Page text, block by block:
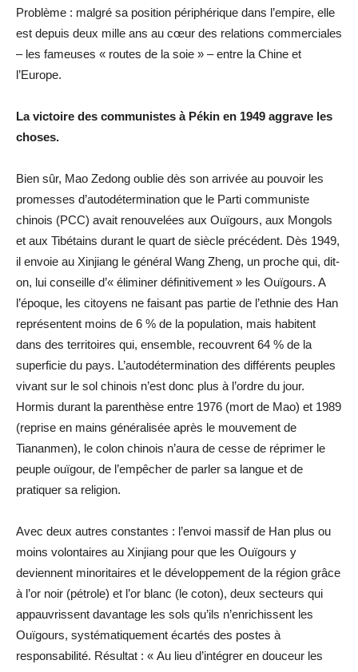
Problème : malgré sa position périphérique dans l’empire, elle
est depuis deux mille ans au cœur des relations commerciales
– les fameuses « routes de la soie » – entre la Chine et
l’Europe.
La victoire des communistes à Pékin en 1949 aggrave les
choses.
Bien sûr, Mao Zedong oublie dès son arrivée au pouvoir les
promesses d’autodétermination que le Parti communiste
chinois (PCC) avait renouvelées aux Ouïgours, aux Mongols
et aux Tibétains durant le quart de siècle précédent. Dès 1949,
il envoie au Xinjiang le général Wang Zheng, un proche qui, dit-
on, lui conseille d’« éliminer définitivement » les Ouïgours. A
l’époque, les citoyens ne faisant pas partie de l’ethnie des Han
représentent moins de 6 % de la population, mais habitent
dans des territoires qui, ensemble, recouvrent 64 % de la
superficie du pays. L’autodétermination des différents peuples
vivant sur le sol chinois n’est donc plus à l’ordre du jour.
Hormis durant la parenthèse entre 1976 (mort de Mao) et 1989
(reprise en mains généralisée après le mouvement de
Tiananmen), le colon chinois n’aura de cesse de réprimer le
peuple ouïgour, de l’empêcher de parler sa langue et de
pratiquer sa religion.
Avec deux autres constantes : l’envoi massif de Han plus ou
moins volontaires au Xinjiang pour que les Ouïgours y
deviennent minoritaires et le développement de la région grâce
à l’or noir (pétrole) et l’or blanc (le coton), deux secteurs qui
appauvrissent davantage les sols qu’ils n’enrichissent les
Ouïgours, systématiquement écartés des postes à
responsabilité. Résultat : « Au lieu d’intégrer en douceur les